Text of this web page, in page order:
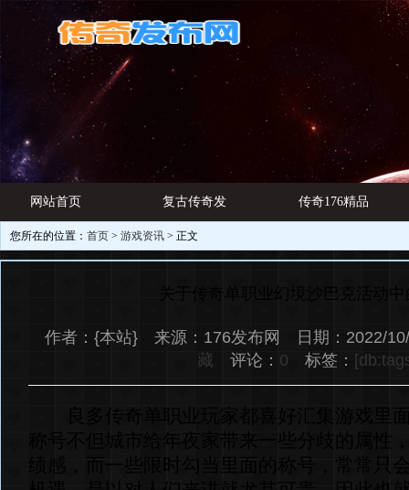
网站首页 复古传奇发
布网
传奇176精品
游戏资讯
您所在的位置： 首页 > 游戏资讯 > 正文
关于传奇单职业幻境沙巴克活动
作者：{本站} 来源：176发布网 日期：
藏 评论： 0 标签：
良多传奇单职业玩家都喜好汇集游戏里
称号不但城市给年夜家带来一些分歧的属性
绩感，而一些限时勾当里面的称号，常常只